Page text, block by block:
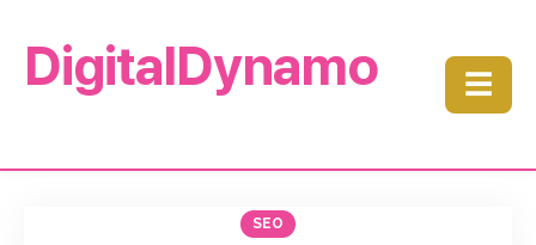
DigitalDynamo ☰
SEO